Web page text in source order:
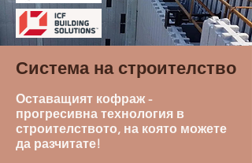
Система на строителство
Оставащият кофраж -
прогресивна технология в
строителството, на която можете
да разчитате!